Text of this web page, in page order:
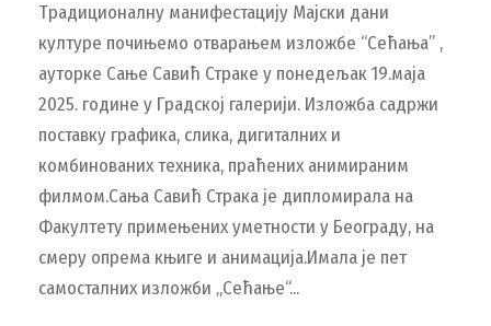
Традиционалну манифестацију Мајски дани
културе почињемо отварањем изложбе “Сећања” ,
ауторке Сање Савић Страке у понедељак 19.маја
2025. године у Градској галерији. Изложба садржи
поставку графика, слика, дигиталних и
комбинованих техника, праћених анимираним
филмом.Сања Савић Страка је дипломирала на
Факултету примењених уметности у Београду, на
смеру опрема књиге и анимација.Имала је пет
самосталних изложби „Сећање“...